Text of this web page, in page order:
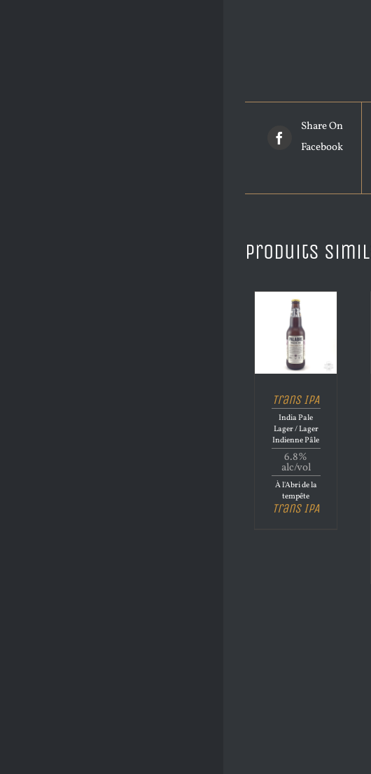
Share On
Facebook
Produits
Trans IPA
India Pale
Lager / Lager
Indienne Pâle
6.8%
alc/vol
À l'Abri de la
tempête
Trans IPA